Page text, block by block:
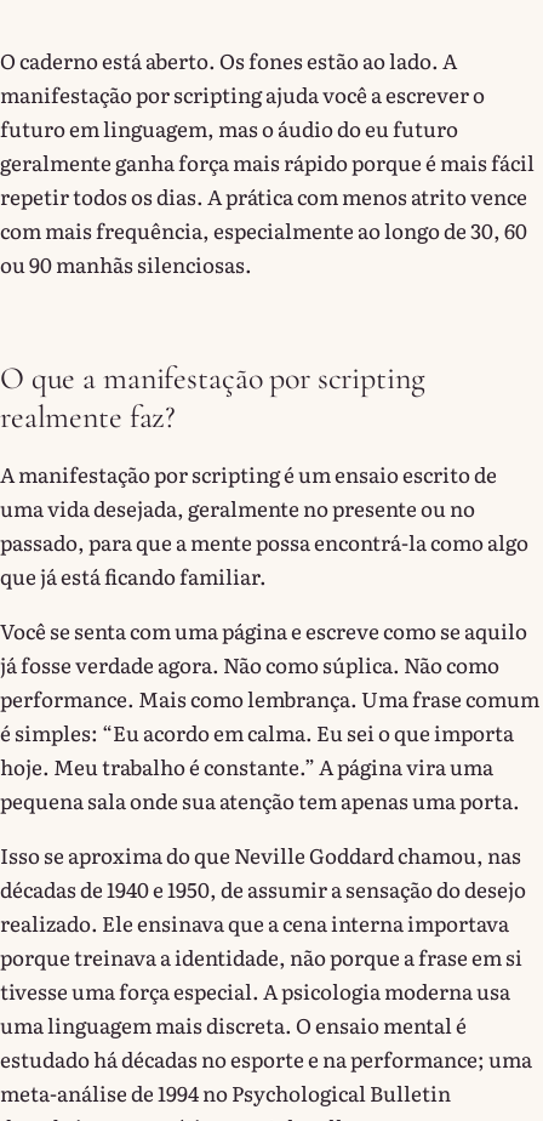
O caderno está aberto. Os fones estão ao lado. A
manifestação por scripting ajuda você a escrever o
futuro em linguagem, mas o áudio do eu futuro
geralmente ganha força mais rápido porque é mais fácil
repetir todos os dias. A prática com menos atrito vence
com mais frequência, especialmente ao longo de 30, 60
ou 90 manhãs silenciosas.
O que a manifestação por scripting
realmente faz?
A manifestação por scripting é um ensaio escrito de
uma vida desejada, geralmente no presente ou no
passado, para que a mente possa encontrá-la como algo
que já está ficando familiar.
Você se senta com uma página e escreve como se aquilo
já fosse verdade agora. Não como súplica. Não como
performance. Mais como lembrança. Uma frase comum
é simples: “Eu acordo em calma. Eu sei o que importa
hoje. Meu trabalho é constante.” A página vira uma
pequena sala onde sua atenção tem apenas uma porta.
Isso se aproxima do que Neville Goddard chamou, nas
décadas de 1940 e 1950, de assumir a sensação do desejo
realizado. Ele ensinava que a cena interna importava
porque treinava a identidade, não porque a frase em si
tivesse uma força especial. A psicologia moderna usa
uma linguagem mais discreta. O ensaio mental é
estudado há décadas no esporte e na performance; uma
meta-análise de 1994 no Psychological Bulletin